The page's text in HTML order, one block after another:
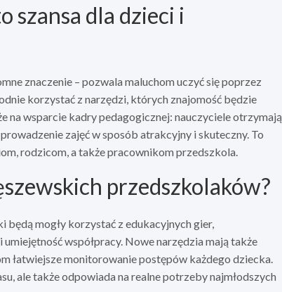
szansa dla dzieci i
znaczenie – pozwala maluchom uczyć się poprzez
korzystać z narzędzi, których znajomość będzie
na wsparcie kadry pedagogicznej: nauczyciele otrzymają
zajęć w sposób atrakcyjny i skuteczny. To
rodzicom, a także pracownikom przedszkola.
przedszkolaków?
mogły korzystać z edukacyjnych gier,
współpracy. Nowe narzędzia mają także
łatwiejsze monitorowanie postępów każdego dziecka.
ale także odpowiada na realne potrzeby najmłodszych